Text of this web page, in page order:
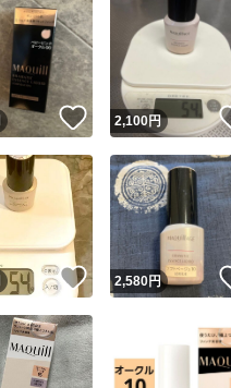
安心発送
いいね！
2,100円
いいね！
2,580円